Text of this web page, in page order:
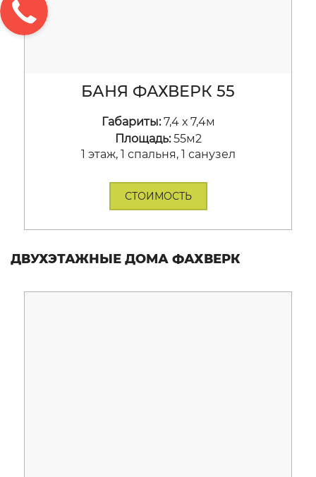
БАНЯ ФАХВЕРК 55
Габариты:7,4 х 7,4м
Площадь:55м2
1 этаж, 1 спальня, 1 санузел
СТОИМОСТЬ
ДВУХЭТАЖНЫЕ ДОМА ФАХВЕРК